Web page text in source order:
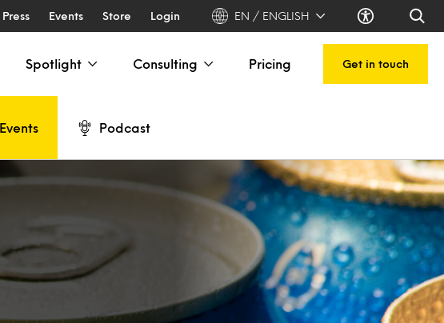
Press Events Store Login EN / ENGLISH
Spotlight Consulting Pricing Get in touch
Events Podcast